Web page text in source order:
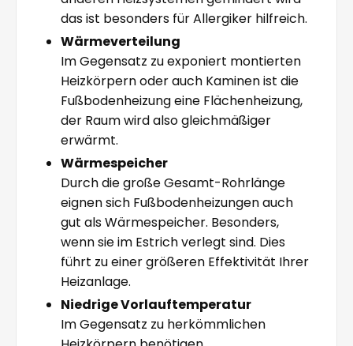
das ist besonders für Allergiker hilfreich.
Wärmeverteilung
Im Gegensatz zu exponiert montierten
Heizkörpern oder auch Kaminen ist die
Fußbodenheizung eine Flächenheizung,
der Raum wird also gleichmäßiger
erwärmt.
Wärmespeicher
Durch die große Gesamt-Rohrlänge
eignen sich Fußbodenheizungen auch
gut als Wärmespeicher. Besonders,
wenn sie im Estrich verlegt sind. Dies
führt zu einer größeren Effektivität Ihrer
Heizanlage.
Niedrige Vorlauftemperatur
Im Gegensatz zu herkömmlichen